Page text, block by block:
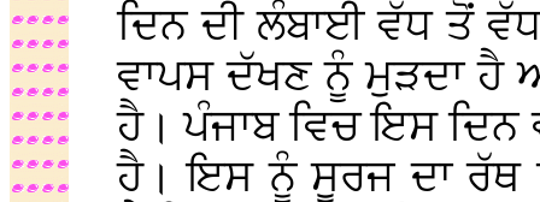
ਦਿਨ ਦੀ ਲੰਬਾਈ ਵੱਧ ਤੋਂ
ਵਾਪਸ ਦੱਖਣ ਨੂੰ ਮੁੜਦਾ ਹੈ
ਹੈ। ਪੰਜਾਬ ਵਿਚ ਇਸ ਦਿਨ
ਹੈ। ਇਸ ਨੂੰ ਸੂਰਜ ਦਾ ਰੱਥ